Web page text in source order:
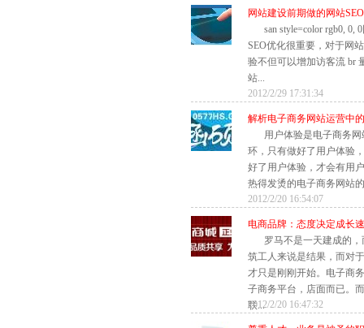
网站建设前期做的网站
san style=color rgb0, 0,
SEO优化很重要，对于网
验不但可以增加访客流​ br
站...
2012/2/29 17:31:34
解析电子商务网站运营中
用户体验是电子商务
环，只有做好了用户体验
好了用户体验，才会有用
热得发烫的电子商务网站
2012/2/20 16:54:07
电商品牌：态度决定成长
罗马不是一天建成的
筑工人来说是结果，而对
才只是刚刚开始。电子商
子商务平台，店面而已。
联...
2012/2/20 16:47:32